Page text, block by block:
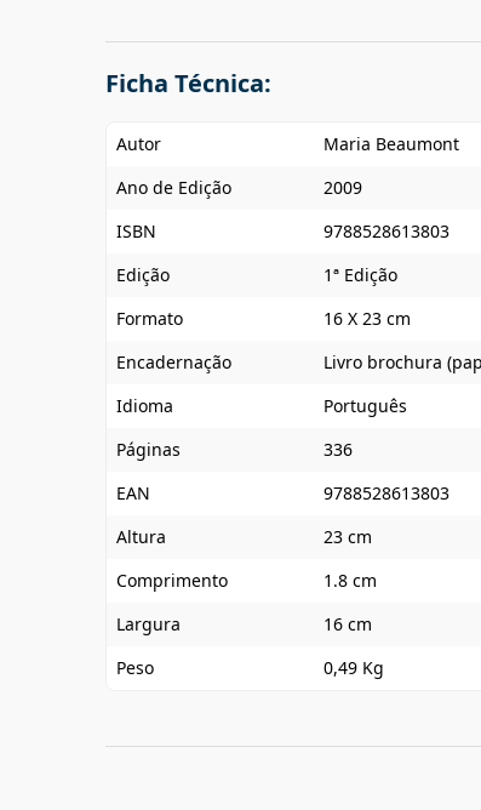
Ficha Técnica:
Autor
Maria Beaumont
Ano de Edição
2009
ISBN
9788528613803
Edição
1ª Edição
Formato
16 X 23 cm
Encadernação
Livro brochura
Idioma
Português
Páginas
336
EAN
9788528613803
Altura
23 cm
Comprimento
1.8 cm
Largura
16 cm
Peso
0,49 Kg